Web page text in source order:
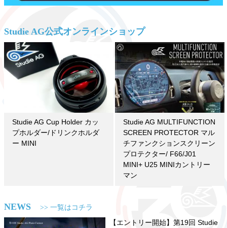
Studie AG公式オンラインショップ
Studie AG Cup Holder カッ
プホルダー/ドリンクホルダ
ー MINI
Studie AG MULTIFUNCTION
SCREEN PROTECTOR マル
チファンクションスクリーン
プロテクター/ F66/J01
MINI+ U25 MINIカントリー
マン
NEWS
>> 一覧はコチラ
【エントリー開始】第19回 Studie